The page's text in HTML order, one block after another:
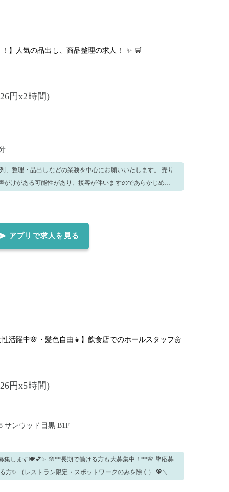
】人気の品出し、商品整理の求人！ ✨ 🛒
円x2時間)
整理・品出しなどの業務を中心にお願いいたします。 売り
がけがある可能性があり、接客が伴いますのであらかじめご
違反の場合は、当日お断わりする場合がございます。 ■貴重
ご自身で保管をよろしくお願いいたします。 万が一、紛失や
銭トラブル等が発生した
アプリで求人を見る
性活躍中🌸・髪色自由👧】飲食店でのホールスタッフ🌼
円x5時間)
サンウッド目黒 B1F
方も大募集中！**🌸 💐応募
✨ （レストラン限定・スポットワークのみを除く） 💖＼元